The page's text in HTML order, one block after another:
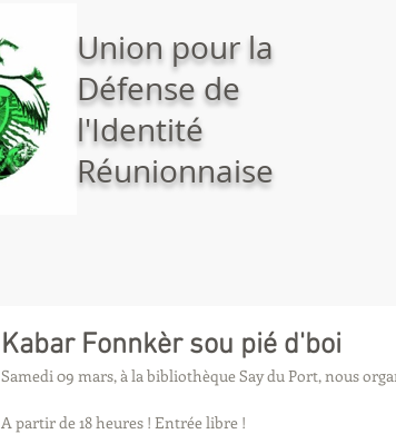
Union pour la
Défense de
l'Identité
Réunionnaise
Kabar Fonnkèr sou pié d'boi
Samedi 09 mars, à la bibliothèque Say du Port, nous
A partir de 18 heures ! Entrée libre !